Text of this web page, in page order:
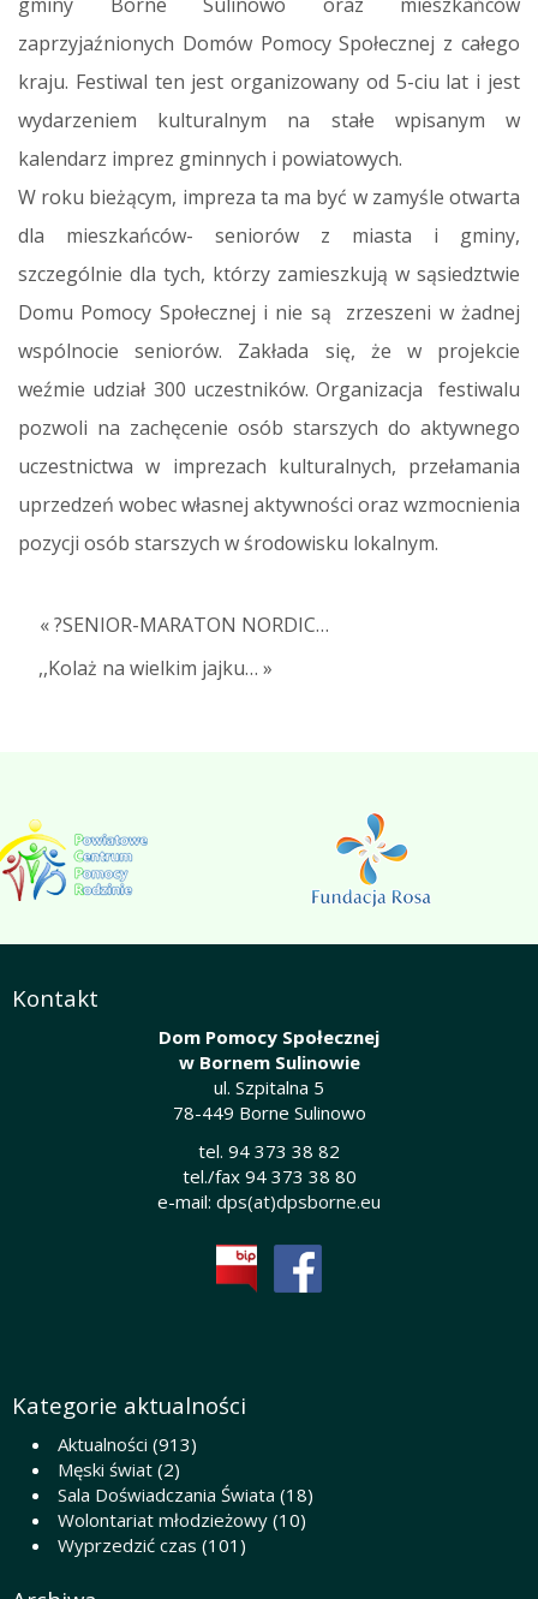
zaprzyjaźnionych Domów Pomocy Społecznej z całego
kraju. Festiwal ten jest organizowany od 5-ciu lat i jest
wydarzeniem kulturalnym na stałe wpisanym w
kalendarz imprez gminnych i powiatowych.
W roku bieżącym, impreza ta ma być w zamyśle otwarta
dla mieszkańców- seniorów z miasta i gminy,
szczególnie dla tych, którzy zamieszkują w sąsiedztwie
Domu Pomocy Społecznej i nie są zrzeszeni w żadnej
wspólnocie seniorów. Zakłada się, że w projekcie
weźmie udział 300 uczestników. Organizacja festiwalu
pozwoli na zachęcenie osób starszych do aktywnego
uczestnictwa w imprezach kulturalnych, przełamania
uprzedzeń wobec własnej aktywności oraz wzmocnienia
pozycji osób starszych w środowisku lokalnym.
« ?SENIOR-MARATON NORDIC…
,,Kolaż na wielkim jajku… »
Kontakt
Dom Pomocy Społecznej
w Bornem Sulinowie
ul. Szpitalna 5
78-449 Borne Sulinowo
tel. 94 373 38 82
tel./fax 94 373 38 80
e-mail: dps(at)dpsborne.eu
Kategorie aktualności
Aktualności (913)
Męski świat (2)
Sala Doświadczania Świata (18)
Wolontariat młodzieżowy (10)
Wyprzedzić czas (101)